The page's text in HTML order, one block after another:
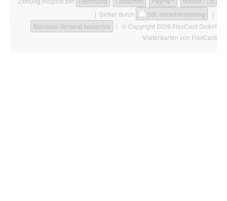
| Sicher durch
SSL-Verschlüsselung
|
Standard-Versand kostenlos
| © Copyright 2026 FlexCard GmbH
Visitenkarten von FlexCard